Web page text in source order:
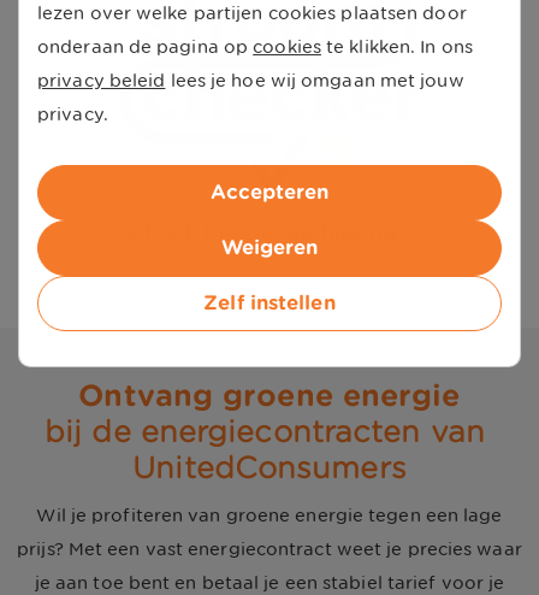
Ontvang groene energie
bij de energiecontracten van
UnitedConsumers
Wil je profiteren van groene energie tegen een lage
prijs? Met een vast energiecontract weet je precies waar
je aan toe bent en betaal je een stabiel tarief voor je
lezen over welke partijen cookies plaatsen door
onderaan de pagina op cookies te klikken. In ons
privacy beleid lees je hoe wij omgaan met jouw
privacy.
Accepteren
Weigeren
Zelf instellen